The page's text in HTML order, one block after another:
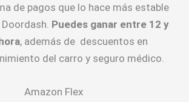
de pagos que lo hace más estable
Puedes ganar entre 12 y
, además de descuentos en
del carro y seguro médico.
Amazon Flex